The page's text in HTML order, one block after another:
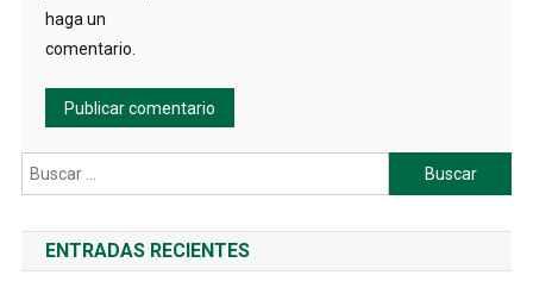
haga un
comentario.
Buscar:
ENTRADAS RECIENTES